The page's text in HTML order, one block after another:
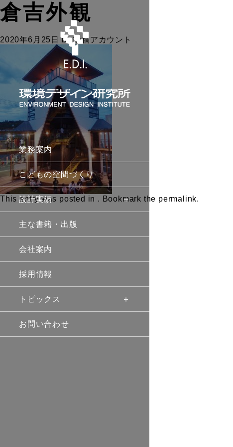
業務案内
こどもの空間づくり
設計実績
主な書籍・出版
会社案内
採用情報
トピックス
お問い合わせ
倉吉外観
2020年6月25日 by投稿アカウント
This entry was posted in . Bookmark the permalink.